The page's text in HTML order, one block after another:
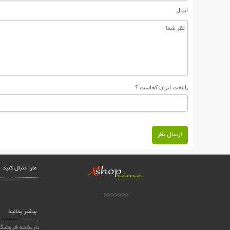
ایمیل
پایتخت ایران کجاست ؟
ارسال نظر
<<<<<<<
مارا دنبال کنید
بیشتر بدانید
تاریخچه